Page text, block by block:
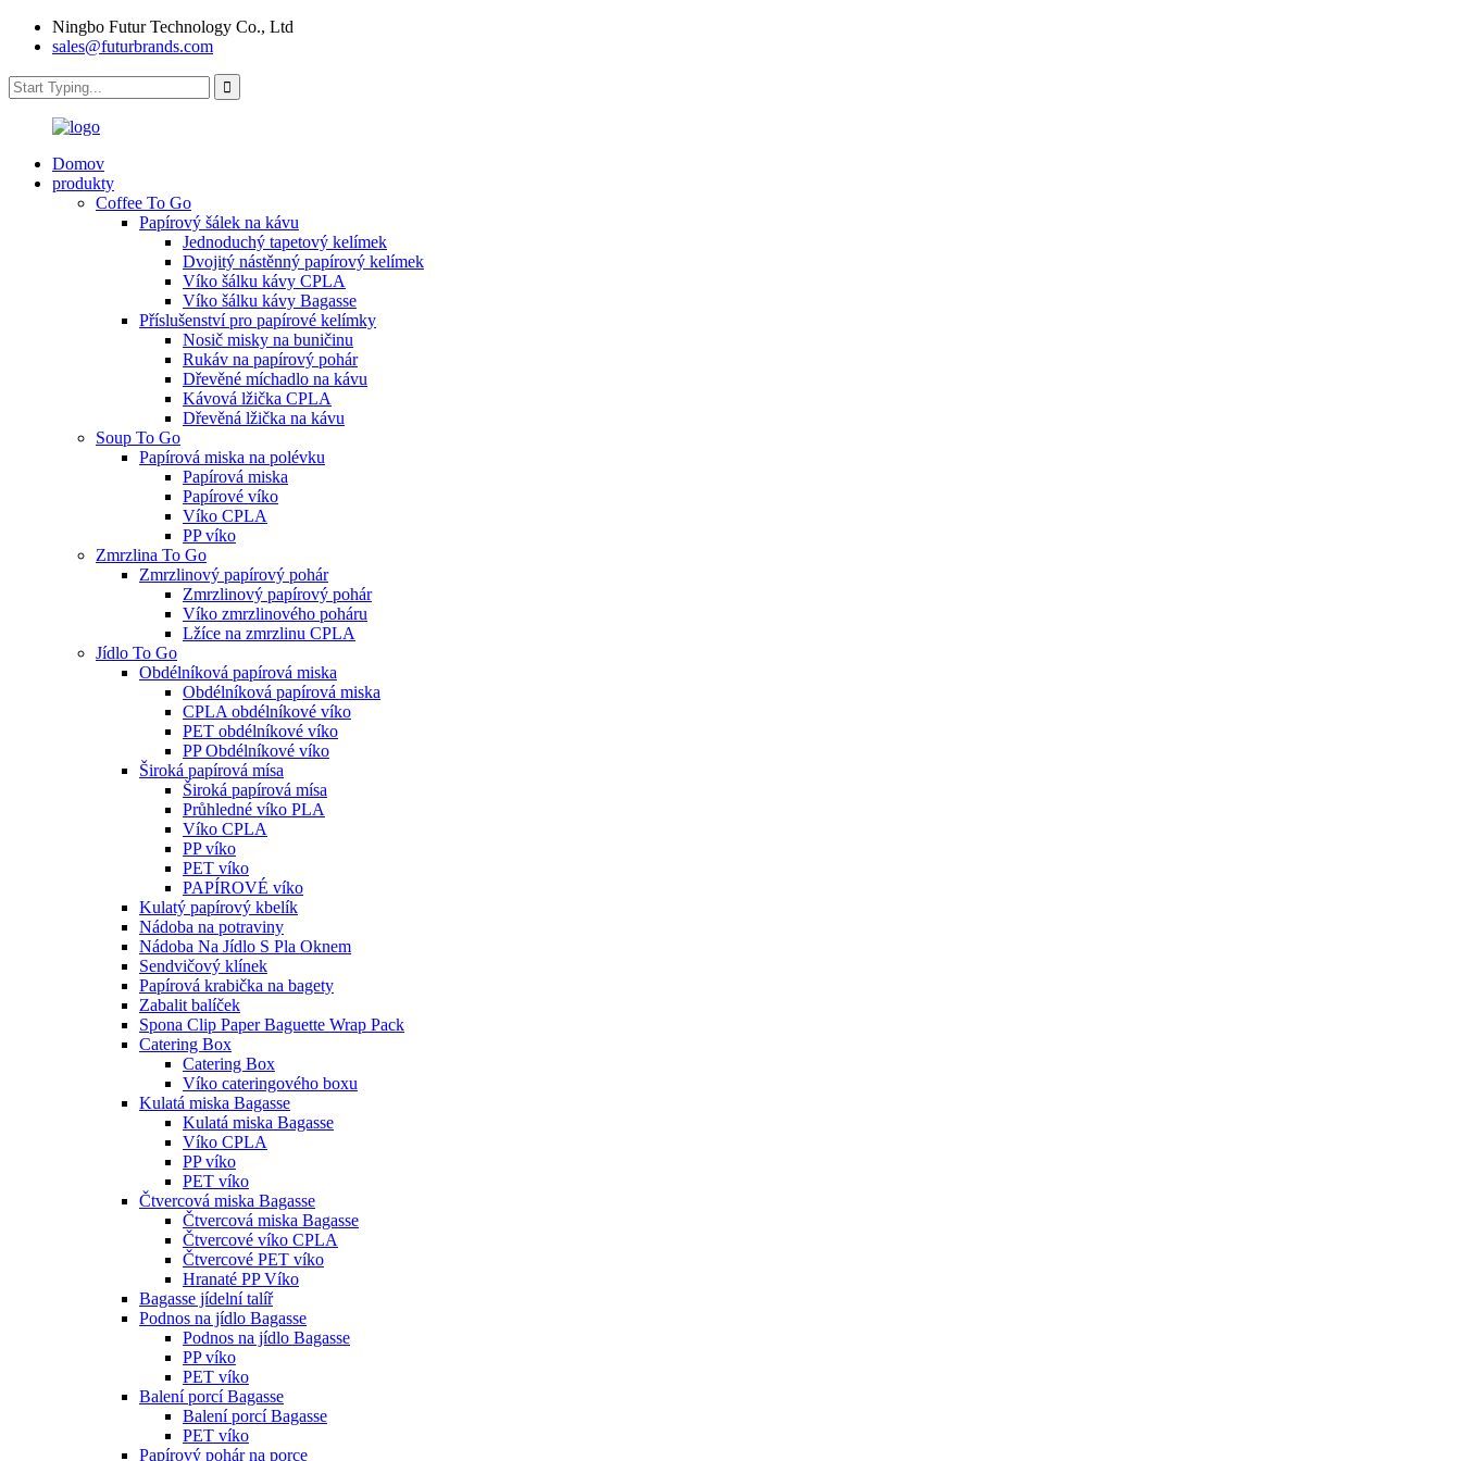
Ningbo Futur Technology Co., Ltd
sales@futurbrands.com
Domov
produkty
Coffee To Go
Papírový šálek na kávu
Jednoduchý tapetový kelímek
Dvojitý nástěnný papírový kelímek
Víko šálku kávy CPLA
Víko šálku kávy Bagasse
Příslušenství pro papírové kelímky
Nosič misky na buničinu
Rukáv na papírový pohár
Dřevěné míchadlo na kávu
Kávová lžička CPLA
Dřevěná lžička na kávu
Soup To Go
Papírová miska na polévku
Papírová miska
Papírové víko
Víko CPLA
PP víko
Zmrzlina To Go
Zmrzlinový papírový pohár
Zmrzlinový papírový pohár
Víko zmrzlinového poháru
Lžíce na zmrzlinu CPLA
Jídlo To Go
Obdélníková papírová miska
Obdélníková papírová miska
CPLA obdélníkové víko
PET obdélníkové víko
PP Obdélníkové víko
Široká papírová mísa
Široká papírová mísa
Průhledné víko PLA
Víko CPLA
PP víko
PET víko
PAPÍROVÉ víko
Kulatý papírový kbelík
Nádoba na potraviny
Nádoba Na Jídlo S Pla Oknem
Sendvičový klínek
Papírová krabička na bagety
Zabalit balíček
Spona Clip Paper Baguette Wrap Pack
Catering Box
Catering Box
Víko cateringového boxu
Kulatá miska Bagasse
Kulatá miska Bagasse
Víko CPLA
PP víko
PET víko
Čtvercová miska Bagasse
Čtvercová miska Bagasse
Čtvercové víko CPLA
Čtvercové PET víko
Hranaté PP Víko
Bagasse jídelní talíř
Podnos na jídlo Bagasse
Podnos na jídlo Bagasse
PP víko
PET víko
Balení porcí Bagasse
Balení porcí Bagasse
PET víko
Papírový pohár na porce